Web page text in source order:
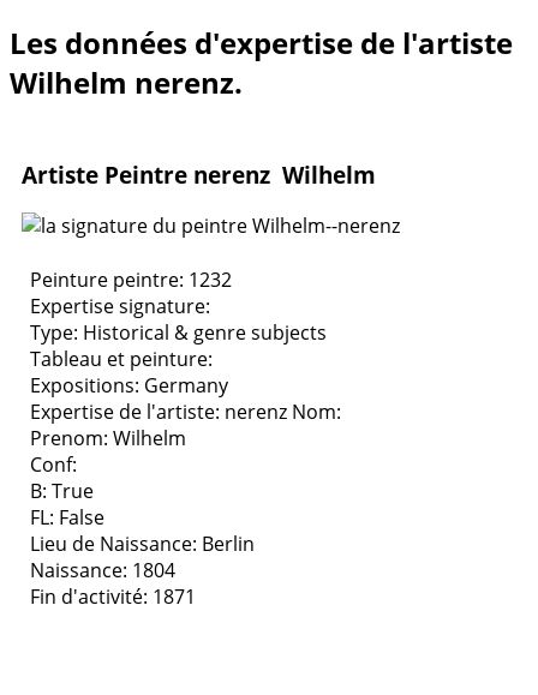
Les données d'expertise de l'artiste
Wilhelm nerenz.
Artiste Peintre nerenz Wilhelm
Peinture peintre: 1232
Expertise signature:
Type: Historical & genre subjects
Tableau et peinture:
Expositions: Germany
Expertise de l'artiste: nerenz Nom:
Prenom: Wilhelm
Conf:
B: True
FL: False
Lieu de Naissance: Berlin
Naissance: 1804
Fin d'activité: 1871